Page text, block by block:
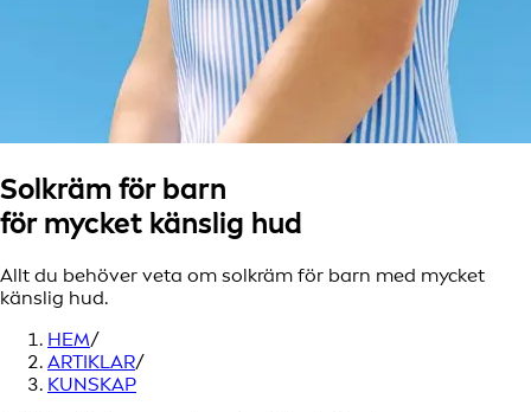
Solkräm för barn
för mycket känslig hud
Allt du behöver veta om solkräm för barn med mycket
känslig hud.
HEM/
ARTIKLAR/
KUNSKAP